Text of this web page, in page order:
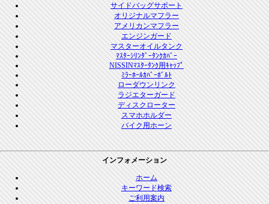
サイドバッグサポート
オリジナルマフラー
アメリカンマフラー
エンジンガード
マスターオイルタンク
ﾏｽﾀｰｼﾘﾝﾀﾞｰﾀﾝｸｶﾊﾞｰ
NISSINﾏｽﾀｰﾀﾝｸ用ｷｬｯﾌﾟ
ﾐﾗｰﾎｰﾙｶﾊﾞｰﾎﾞﾙﾄ
ローダウンリンク
ラジエターガード
ディスクローター
スマホホルダー
バイク用ホーン
インフォメーション
ホーム
キーワード検索
ご利用案内